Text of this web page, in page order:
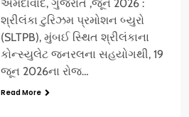
અમદાવાદ, ગુજરાત ,જૂન 2026 :
શ્રીલંકા ટુરિઝમ પ્રમોશન બ્યુરો
(SLTPB), મુંબઈ સ્થિત શ્રીલંકાના
કોન્સ્યુલેટ જનરલના સહયોગથી, 19
જૂન 2026ના રોજ…
Read More